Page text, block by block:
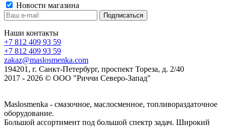
Новости магазина
Наши контакты
+7 812 409 93 59
+7 812 409 93 59
zakaz@maslosmenka.com
194201, г. Санкт-Петербург, проспект Тореза, д. 2/40
2017 - 2026 © ООО "Риччи Северо-Запад"
Maslosmenka - смазочное, маслосменное, топливораздаточное
оборудование.
Большой ассортимент под большой спектр задач. Широкий